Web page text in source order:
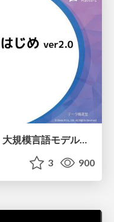
つくって納得、つかって実感！ 大規模言語モデルことはじめ ver2.0
3 900